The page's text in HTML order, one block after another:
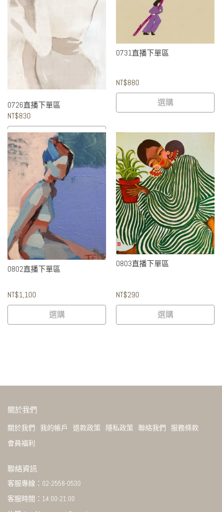
0726直播下單區
NT$830
選購
0731直播下單區
NT$880
選購
0802直播下單區
NT$1,100
選購
0803直播下單區
NT$290
選購
關於我們
關於我們 我的帳戶 退款政策 隱私政策 聯絡我們
服務條款
會員福利
聯絡資訊
客服專線：02-2558-0530
客服時間：14:00-21:00